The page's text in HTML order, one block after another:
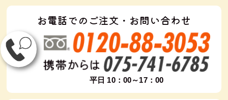
お電話でのご注文・お問い合わせ
平日 10：00～17：00